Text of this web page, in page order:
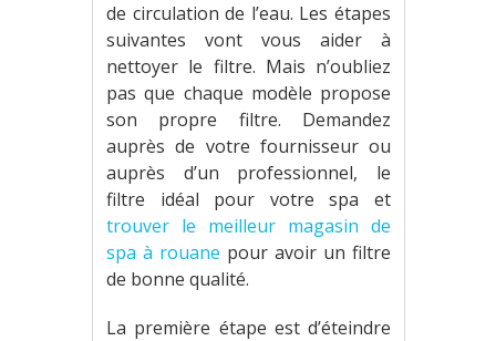
de circulation de l’eau. Les étapes
suivantes vont vous aider à
nettoyer le filtre. Mais n’oubliez
pas que chaque modèle propose
son propre filtre. Demandez
auprès de votre fournisseur ou
auprès d’un professionnel, le
filtre idéal pour votre spa et
trouver le meilleur magasin de
spa à rouane pour avoir un filtre
de bonne qualité.
La première étape est d’éteindre